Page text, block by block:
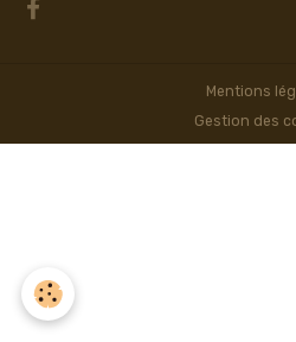
Mentions
Gestion des